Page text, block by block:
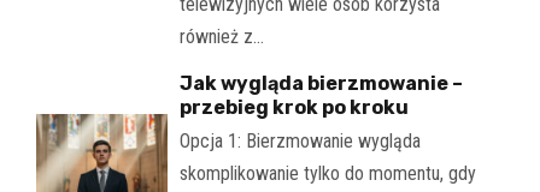
również z…
Jak wygląda bierzmowanie –
przebieg krok po kroku
Opcja 1: Bierzmowanie wygląda
skomplikowanie tylko do momentu, gdy